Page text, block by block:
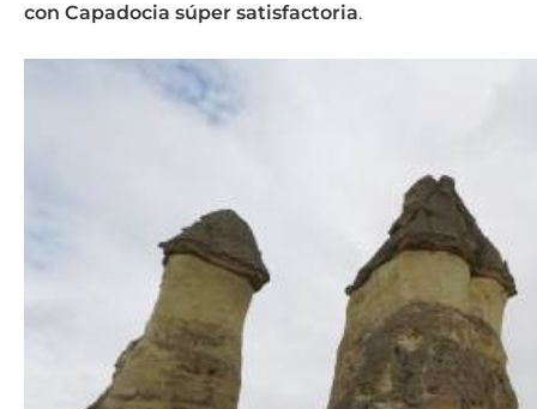
con Capadocia súper satisfactoria.